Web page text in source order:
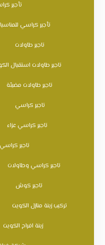
تأجير
تأجير كراسي
تاجير طاولات
تاجير طاولات استقبال
تاجير طاولات مضيئة
تاجير كراسي
تاجير كراسي عزاء
تاجير
تاجير كراسي وطاولات
تاجير كوش
تركيب زينة منازل الكويت
زينة افراح الكويت